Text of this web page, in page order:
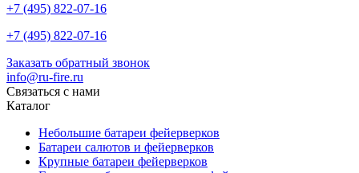
+7 (495) 822-07-16
+7 (495) 822-07-16
Заказать обратный звонок
info@ru-fire.ru
Связаться с нами
Каталог
Небольшие батареи фейерверков
Батареи салютов и фейерверков
Крупные батареи фейерверков